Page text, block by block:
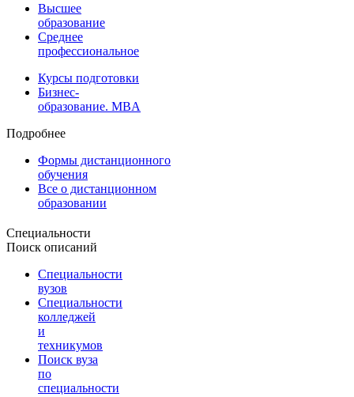
Высшее
образование
Среднее
профессиональное
Курсы подготовки
Бизнес-
образование. MBA
Подробнее
Формы дистанционного
обучения
Все о дистанционном
образовании
Специальности
Поиск описаний
Специальности
вузов
Специальности
колледжей
и
техникумов
Поиск вуза
по
специальности